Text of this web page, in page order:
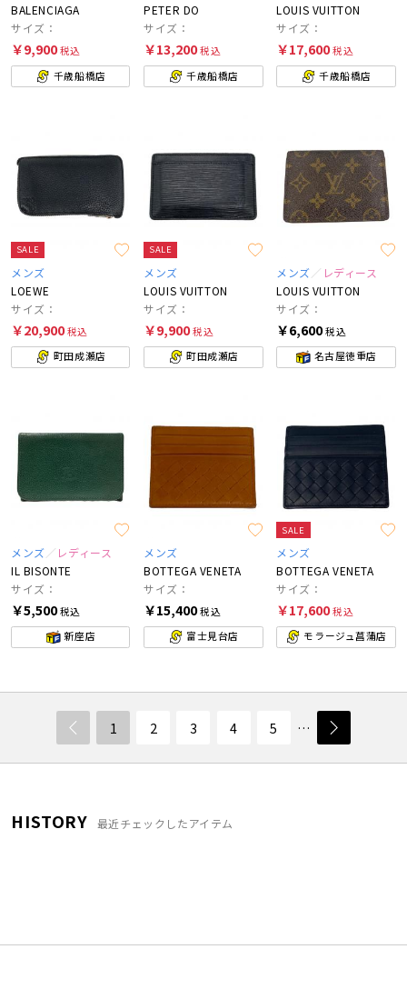
BALENCIAGA
サイズ：
￥9,900税込
千歳船橋店
PETER DO
サイズ：
￥13,200税込
千歳船橋店
LOUIS VUITTON
サイズ：
￥17,600税込
千歳船橋店
SALE
メンズ
LOEWE
サイズ：
￥20,900税込
町田成瀬店
SALE
メンズ
LOUIS VUITTON
サイズ：
￥9,900税込
町田成瀬店
メンズ
レディース
LOUIS VUITTON
サイズ：
￥6,600税込
名古屋徳重店
メンズ
レディース
IL BISONTE
サイズ：
￥5,500税込
新座店
メンズ
BOTTEGA VENETA
サイズ：
￥15,400税込
富士見台店
SALE
メンズ
BOTTEGA VENETA
サイズ：
￥17,600税込
モラージュ菖蒲店
1 2 3 4 5 …
HISTORY 最近チェックしたアイテム